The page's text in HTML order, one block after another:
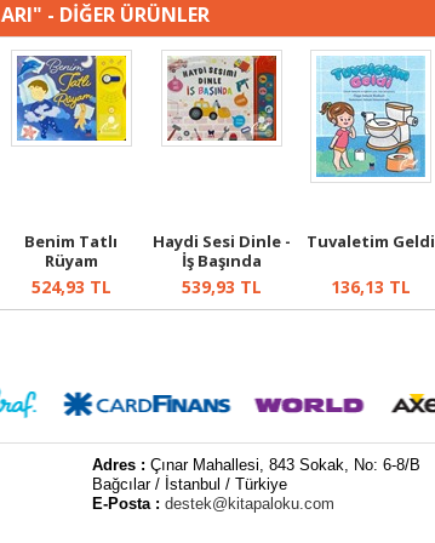
- DİĞER ÜRÜNLER
Benim Tatlı
Rüyam
524,93 TL
Haydi Sesi Dinle -
İş Başında
539,93 TL
Tuvaletim Geldi
136,13 TL
Adres :Çınar Mahallesi, 843 Sokak, No: 6-8/B
Bağcılar / İstanbul / Türkiye
E-Posta :destek@kitapaloku.com